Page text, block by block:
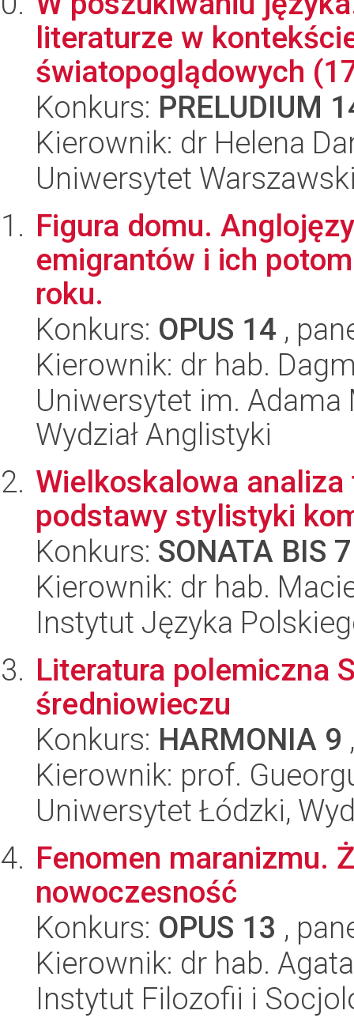
literaturze w
światopoglądowych
Konkurs: PRELUDIUM
Kierownik: dr Helena
Uniwersytet
Figura domu.
emigrantów i ich
roku.
Konkurs: OPUS 14 ,
Kierownik: dr hab.
Uniwersytet im.
Wydział Anglistyki
Wielkoskalowa
podstawy stylistyki
Konkurs: SONATA BIS 7
Kierownik: dr hab.
Instytut Języka
Literatura polemiczna
średniowieczu
Konkurs: HARMONIA 9
Kierownik: prof.
Uniwersytet Łódzki,
Fenomen maranizmu.
nowoczesność
Konkurs: OPUS 13 ,
Kierownik: dr hab.
Instytut Filozofii i